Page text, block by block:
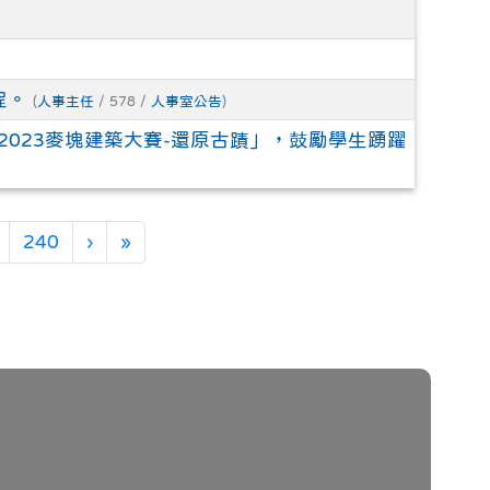
( 人事主任 / 578 / 人事室公告)
麥塊建築大賽-還原古蹟」，鼓勵學生踴躍
240 ›下一頁
»最後頁